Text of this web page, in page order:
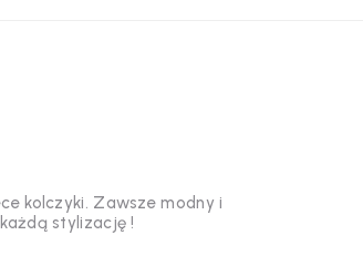
kolczyki. Zawsze modny i
stylizację !